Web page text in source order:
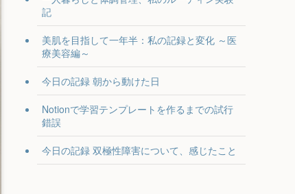
記
美肌を目指して一年半：私の記録と変化 ～医
療美容編～
今日の記録 朝から動けた日
Notionで学習テンプレートを作るまでの試行
錯誤
今日の記録 双極性障害について、感じたこと